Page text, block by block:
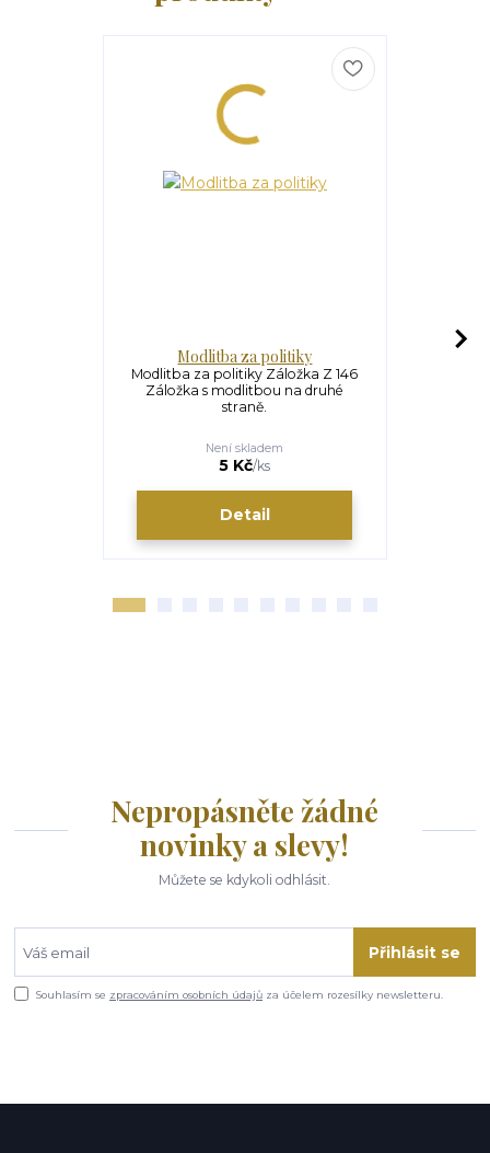
Modlitba za politiky
Modlitba za politiky Záložka Z 146
Záložka s modlitbou na druhé
straně.
5 Kč/ks
Není skladem
Detail
Nepropásněte žádné
novinky a slevy!
Můžete se kdykoli odhlásit.
Přihlásit se
Souhlasím se zpracováním osobních údajů za účelem rozesílky newsletteru.